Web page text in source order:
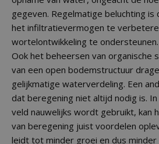
gegeven. Regelmatige beluchting
het infiltratievermogen te
wortelontwikkeling te ondersteunen.
Ook het beheersen van organische
van een open bodemstructuur
gelijkmatige waterverdeling. Een
dat beregening niet altijd nodig is.
veld nauwelijks wordt gebruikt, kan
van beregening juist voordelen
leidt tot minder groei en dus minder